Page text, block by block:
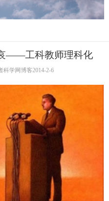
——工科教师理科化
学网博客2014-2-6